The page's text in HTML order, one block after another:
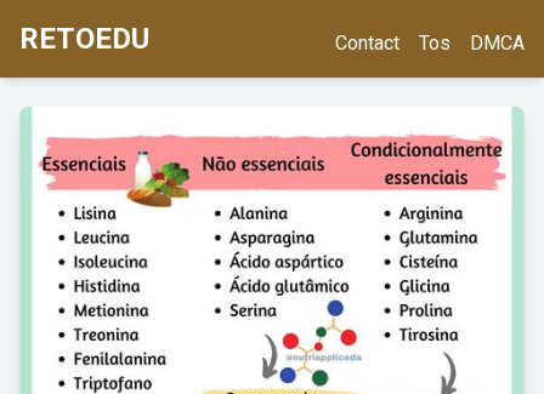
RETOEDU Contact Tos DMCA